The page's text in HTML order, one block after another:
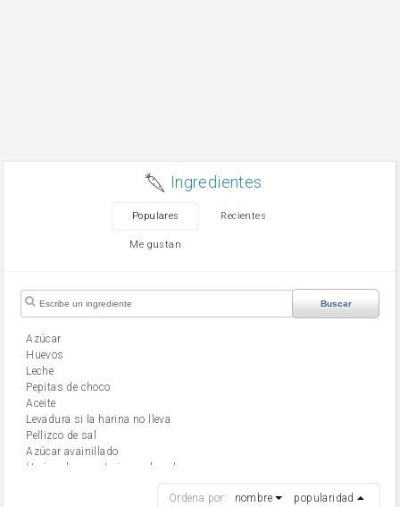
Ingredientes
Populares Recientes
Me gustan
Buscar
Azúcar
huevos
leche
Pepitas de choco
aceite
Levadura si la harina no lleva
Pellizco de sal
Azúcar avainillado
Harina de reposteria con levadura
Ordena por: nombre popularidad